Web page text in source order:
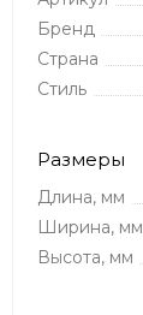
Бренд
Страна
Стиль
Размеры
Длина, мм
Ширина, мм
Высота, мм